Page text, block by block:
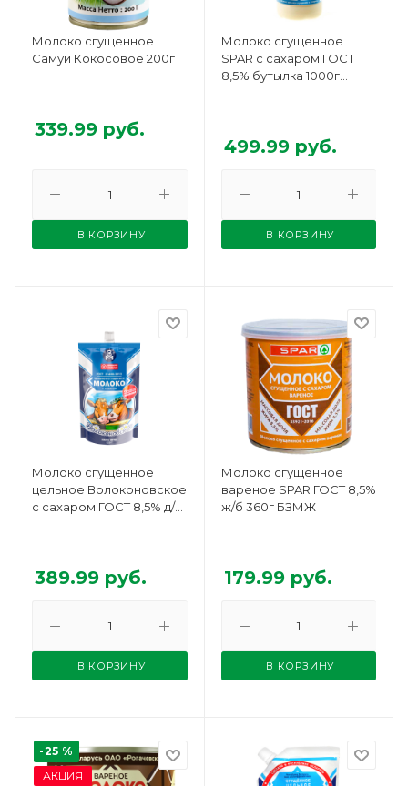
Молоко сгущенное
Самуи Кокосовое 200г
339.99 руб.
В КОРЗИНУ
Молоко сгущенное
SPAR с сахаром ГОСТ
8,5% бутылка 1000г
499.99руб.
В КОРЗИНУ
Молоко сгущенное
цельное Волоконовское
с сахаром ГОСТ 8,5% д/п
389.99 руб.
В КОРЗИНУ
Молоко сгущенное
вареное SPAR ГОСТ 8,5%
ж/б 360г БЗМЖ
179.99руб.
В КОРЗИНУ
-25 %
АКЦИЯ